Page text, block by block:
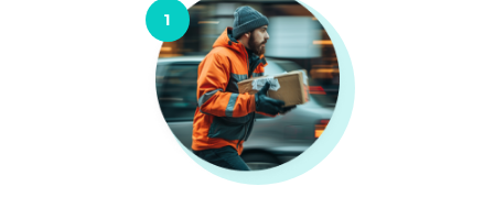
1